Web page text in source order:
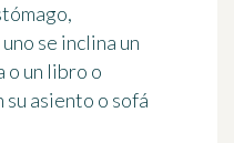
,
se inclina un
o un libro o
su asiento o sofá